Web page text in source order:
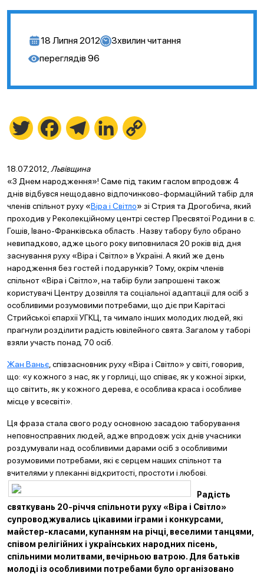
18 Липня 2012 3хвилин читання
переглядів 96
Twitter FacebookTelegramLinkedIn
18.07.2012, Львівщина
«З Днем народження»! Саме під таким гаслом впродовж 4
днів відбувся нещодавно відпочинково-формаційний табір для
членів спільнот руху «Віра і Світло» зі Стрия та Дрогобича, який
проходив у Реколекційному центрі сестер Пресвятої Родини в с.
Гошів, Івано-Франківська область . Назву табору було обрано
невипадково, адже цього року виповнилася 20 років від дня
заснування руху «Віра і Світло» в Україні. А який же день
народження без гостей і подарунків? Тому, окрім членів
спільнот «Віра і Світло», на табір були запрошені також
користувачі Центру дозвілля та соціальної адаптації для осіб з
особливими розумовими потребами, що діє при Карітасі
Стрийської єпархії УГКЦ, та чимало інших молодих людей, які
прагнули розділити радість ювілейного свята. Загалом у таборі
взяли участь понад 70 осіб.
Жан Ваньє , співзасновник руху «Віра і Світло» у світі, говорив,
що: «у кожного з нас, як у горлиці, що співає, як у кожної зірки,
що світить, як у кожного дерева, є особлива краса і особливе
місце у всесвіті».
Ця фраза стала свого роду основною засадою таборування
неповносправних людей, адже впродовж усіх днів учасники
роздумували над особливими дарами осіб з особливими
розумовими потребами, які є серцем наших спільнот та
вчителями у плеканні відкритості, простоти і любові.
Радість
святкувань 20-річчя спільноти руху «Віра і Світло»
супроводжувались цікавими іграми і конкурсами,
майстер-класами, купанням на річці, веселими танцями,
співом релігійних і українських народних пісень,
спільними молитвами, вечірньою ватрою. Для батьків
молоді із особливими потребами було організовано